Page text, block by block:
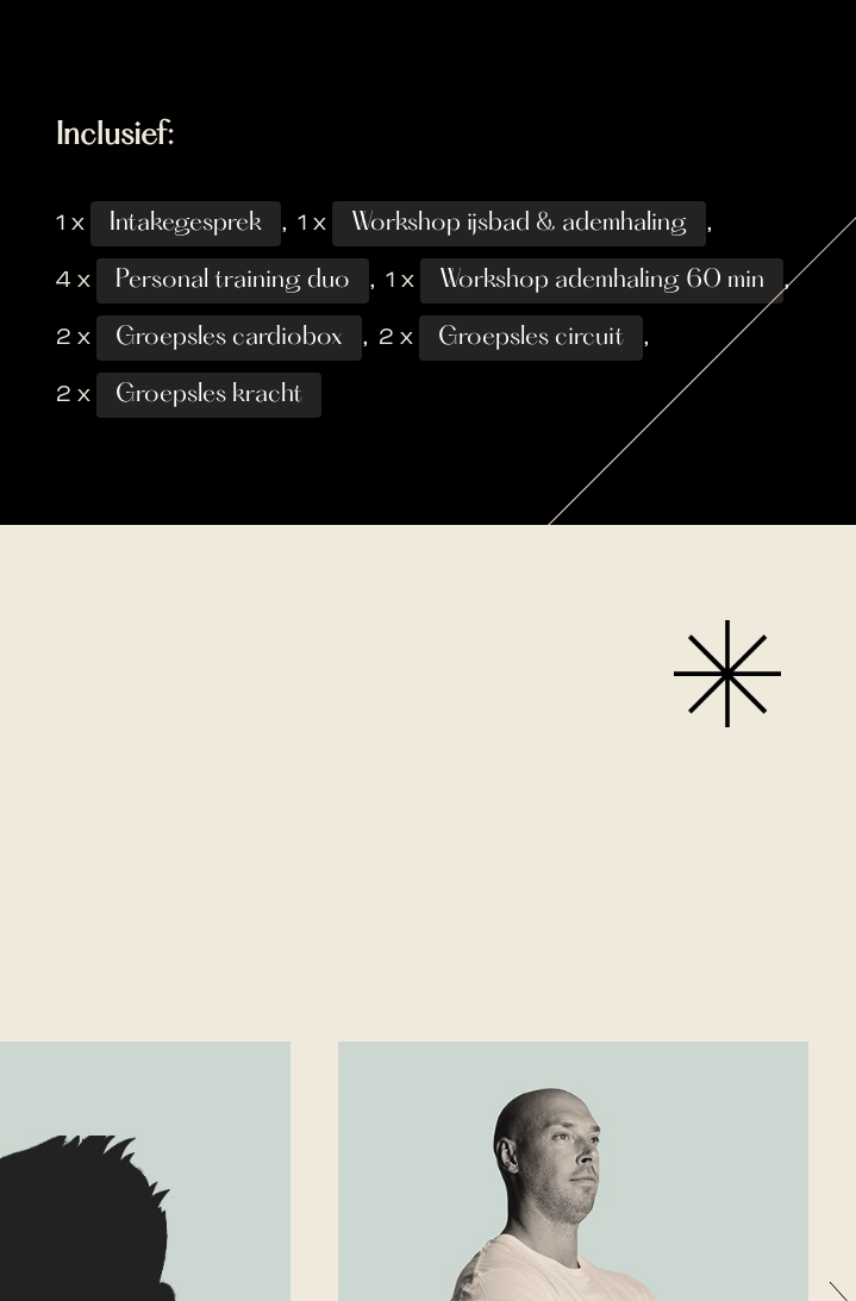
Inclusief:
1 x Intakegesprek , 1 x Workshop ijsbad & ademhaling ,
4 x Personal training duo , 1 x Workshop ademhaling 60 min ,
2 x Groepsles cardiobox , 2 x Groepsles circuit ,
2 x Groepsles kracht